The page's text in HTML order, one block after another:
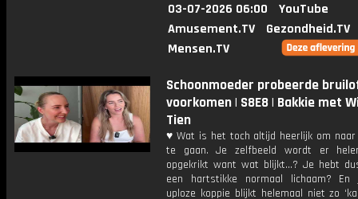
03-07-2026 06:00
YouTube
Amusement.TV
Gezondheid.TV
Mensen.TV
Schoonmoeder probeerde
voorkomen | S8E8 | Bakkie met
Tien
♥ Wat is het toch altijd heerlijk om naar
te gaan. Je zelfbeeld wordt er
opgekrikt want wat blijkt…? Je hebt
een hartstikke normaal lichaam? En
uploze koppie blijkt helemaal niet zo